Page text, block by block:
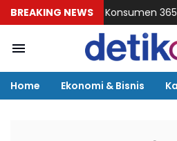
BREAKING NEWS
Siap Layani Konsumen 365 Hari,
Home Ekonomi & Bisnis